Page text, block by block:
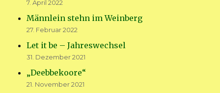
7. April 2022
Männlein stehn im Weinberg
27. Februar 2022
Let it be – Jahreswechsel
31. Dezember 2021
„Deebbekoore“
21. November 2021